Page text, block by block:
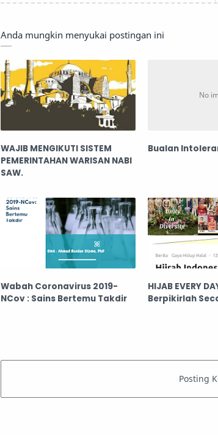
Anda mungkin menyukai postingan ini
WAJIB MENGIKUTI SISTEM
PEMERINTAHAN WARISAN NABI
SAW.
Bualan
Wabah Coronavirus 2019-
NCov : Sains Bertemu Takdir
HIJAB EVERY
Berpikirlah